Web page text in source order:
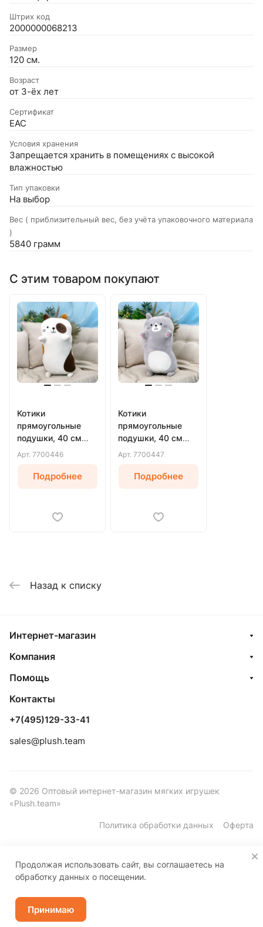
Штрих код
2000000068213
Размер
120 см.
Возраст
от 3-ёх лет
Сертификат
EAC
Условия хранения
Запрещается хранить в помещениях с высокой
влажностью
Тип упаковки
На выбор
Вес ( приблизительный вес, без учёта упаковочного материала
)
5840 грамм
С этим товаром покупают
Котики
прямоугольные
подушки, 40 см
(Белый)
Арт. 7700446
Подробнее
Котики
прямоугольные
подушки, 40 см
(Серый)
Арт. 7700447
Подробнее
Назад к списку
Интернет-магазин
Компания
Помощь
Контакты
+7(495)129-33-41
sales@plush.team
© 2026 Оптовый интернет-магазин мягких игрушек
«Plush.team»
Политика обработки данных Оферта
Корзина
Продолжая использовать сайт, вы соглашаетесь на
обработку данных о посещении.
Принимаю